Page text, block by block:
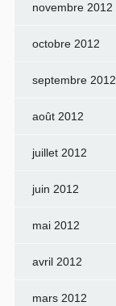
novembre 2012
octobre 2012
septembre 2012
août 2012
juillet 2012
juin 2012
mai 2012
avril 2012
mars 2012